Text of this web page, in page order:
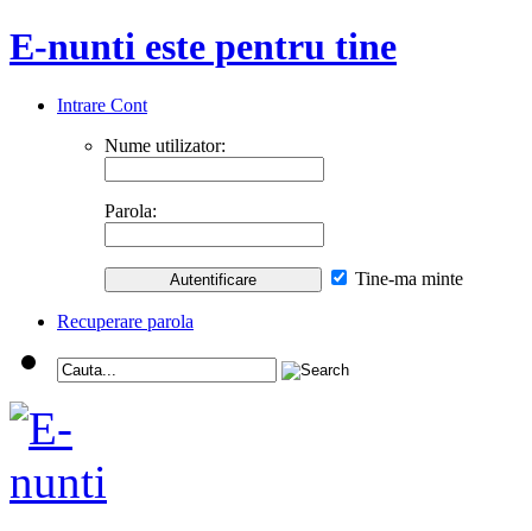
E-nunti este pentru tine
Intrare Cont
Nume utilizator:
Parola:
Tine-ma minte
Recuperare parola